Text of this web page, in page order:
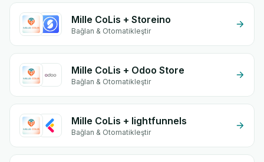
Mille CoLis + Storeino
Bağlan & Otomatikleştir
Mille CoLis + Odoo Store
Bağlan & Otomatikleştir
Mille CoLis + lightfunnels
Bağlan & Otomatikleştir